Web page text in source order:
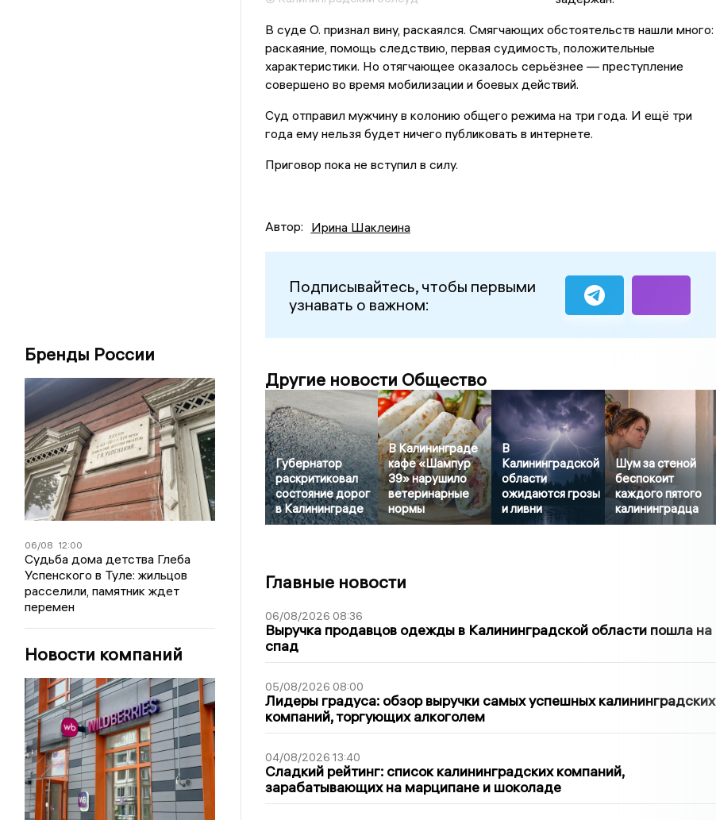
Бренды России
06/08 12:00
Судьба дома детства Глеба
Успенского в Туле: жильцов
расселили, памятник ждет
перемен
Новости компаний
В суде О. признал вину, раскаялся. Смягчающих обстоятельств нашли много:
раскаяние, помощь следствию, первая судимость, положительные
характеристики. Но отягчающее оказалось серьёзнее — преступление
совершено во время мобилизации и боевых действий.
Суд отправил мужчину в колонию общего режима на три года. И ещё три
года ему нельзя будет ничего публиковать в интернете.
Приговор пока не вступил в силу.
Автор: Ирина Шаклеина
Подписывайтесь, чтобы первыми
узнавать о важном:
Другие новости Общество
Губернатор
раскритиковал
состояние дорог
в Калининграде
В Калининграде
кафе «Шампур
39» нарушило
ветеринарные
нормы
В
Калининградской
области
ожидаются грозы
и ливни
Шум за стеной
беспокоит
каждого пятого
калининградца
Главные новости
06/08/2026 08:36
Выручка продавцов одежды в Калининградской области пошла на
спад
05/08/2026 08:00
Лидеры градуса: обзор выручки самых успешных калининградских
компаний, торгующих алкоголем
04/08/2026 13:40
Сладкий рейтинг: список калининградских компаний,
зарабатывающих на марципане и шоколаде